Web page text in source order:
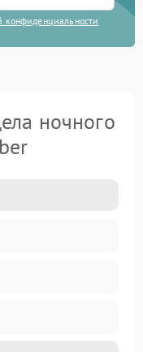
конфиденциальности
ночного